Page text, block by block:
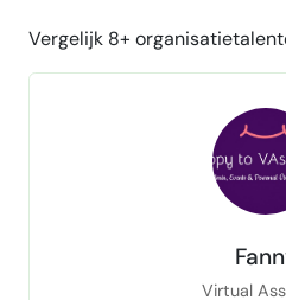
Vergelijk 8+
Virtual